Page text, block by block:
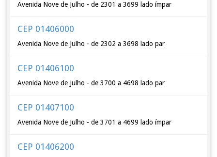
Avenida Nove de Julho - de 2301 a 3699 lado ímpar
CEP 01406000
Avenida Nove de Julho - de 2302 a 3698 lado par
CEP 01406100
Avenida Nove de Julho - de 3700 a 4698 lado par
CEP 01407100
Avenida Nove de Julho - de 3701 a 4699 lado ímpar
CEP 01406200